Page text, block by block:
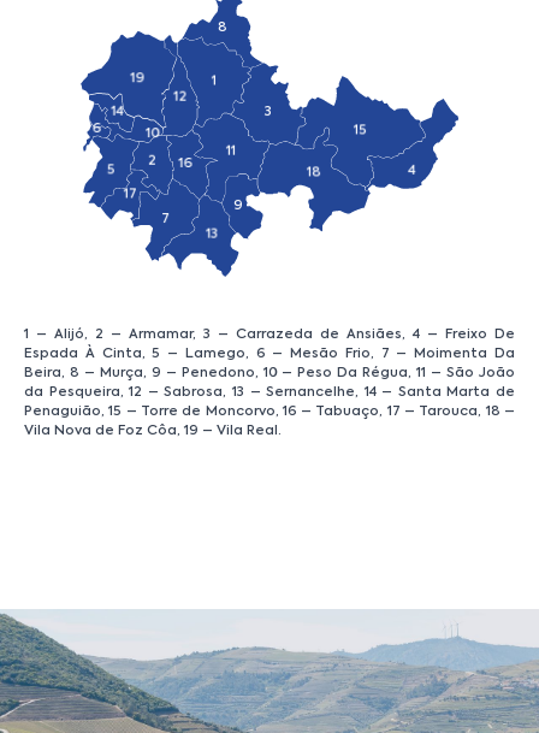
8
12
19
14
6
10
5
17
2 16
7
13
9
11
18
4
15
3
1
1 – Alijó, 2 – Armamar, 3 – Carrazeda de Ansiães, 4 – Freixo De
Espada À Cinta, 5 – Lamego, 6 – Mesão Frio, 7 – Moimenta Da
Beira, 8 – Murça, 9 – Penedono, 10 – Peso Da Régua, 11 – São João
da Pesqueira, 12 – Sabrosa, 13 – Sernancelhe, 14 – Santa Marta de
Penaguião, 15 – Torre de Moncorvo, 16 – Tabuaço, 17 – Tarouca, 18 –
Vila Nova de Foz Côa, 19 – Vila Real.